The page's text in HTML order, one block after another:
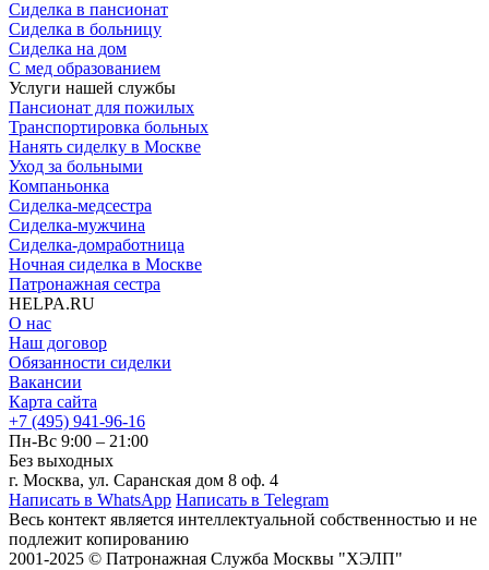
Сиделка в пансионат
Сиделка в больницу
Сиделка на дом
С мед образованием
Услуги нашей службы
Пансионат для пожилых
Транспортировка больных
Нанять сиделку в Москве
Уход за больными
Компаньонка
Сиделка-медсестра
Сиделка-мужчина
Сиделка-домработница
Ночная сиделка в Москве
Патронажная сестра
HELPA.RU
О нас
Наш договор
Обязанности сиделки
Вакансии
Карта сайта
+7 (495) 941-96-16
Пн-Вс 9:00 – 21:00
Без выходных
г. Москва, ул. Саранская дом 8 оф. 4
Написать в WhatsApp Написать в Telegram
Весь контект является интеллектуальной собственностью и не
подлежит копированию
2001-2025 © Патронажная Служба Москвы "ХЭЛП"